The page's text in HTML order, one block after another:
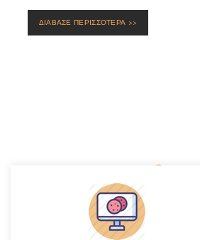
ΔΙΑΒΑΣΕ ΠΕΡΙΣΣΟΤΕΡΑ >>